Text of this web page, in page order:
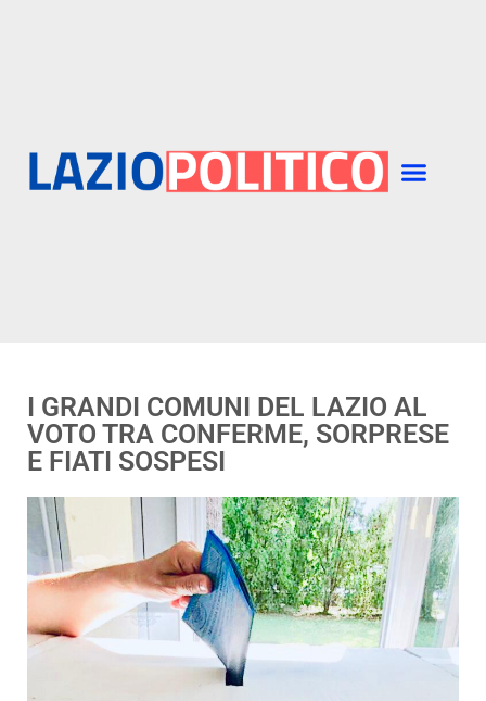
I GRANDI COMUNI DEL LAZIO AL
VOTO TRA CONFERME, SORPRESE
E FIATI SOSPESI